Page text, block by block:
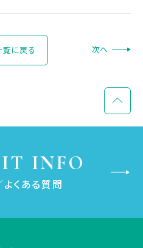
に戻る 次へ
INFO
くある質問